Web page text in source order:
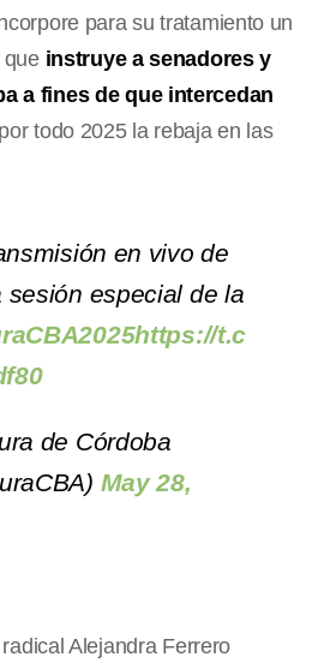
para su tratamiento un
que instruye a senadores y
a fines de que intercedan
todo 2025 la rebaja en las
en vivo de
sesión especial de la
https://t.c
de Córdoba
May 28,
Alejandra Ferrero